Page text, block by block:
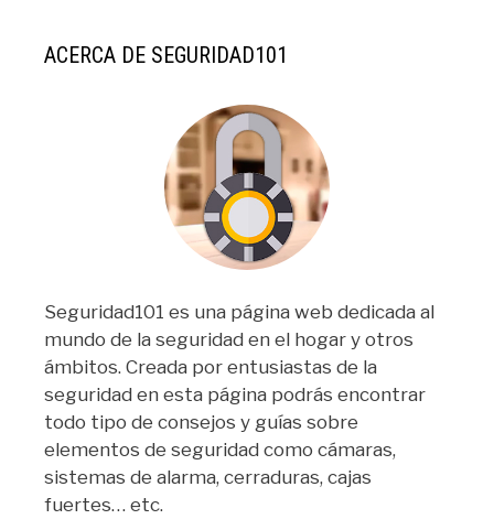
ACERCA DE SEGURIDAD101
Seguridad101 es una página web dedicada al
mundo de la seguridad en el hogar y otros
ámbitos. Creada por entusiastas de la
seguridad en esta página podrás encontrar
todo tipo de consejos y guías sobre
elementos de seguridad como cámaras,
sistemas de alarma, cerraduras, cajas
fuertes… etc.